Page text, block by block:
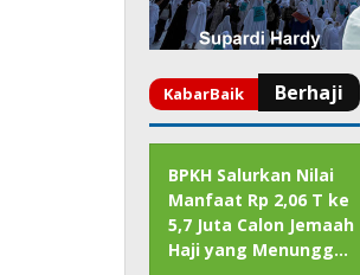
BPKH Salurkan Nilai
Manfaat Rp 2,06 T ke
5,7 Juta Calon Jemaah
Haji yang Menungg…